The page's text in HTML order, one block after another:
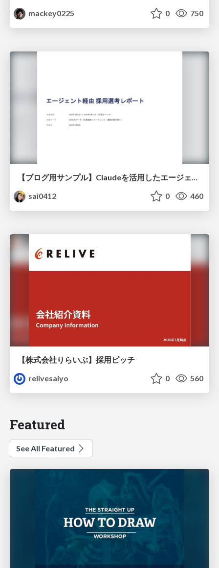
mackey0225
0 750
sai0412
0 460
【株式会社りらいぶ】採用ピッチ
relivesaiyo
0 560
Featured
See All Featured